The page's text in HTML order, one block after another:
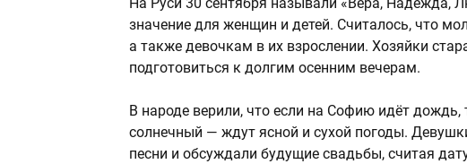
значение для женщин и детей. Считалось, что
а также девочкам в их взрослении. Хозяйки
подготовиться к долгим осенним вечерам.
В народе верили, что если на Софию идёт дождь,
солнечный — ждут ясной и сухой погоды.
песни и обсуждали будущие свадьбы, считая